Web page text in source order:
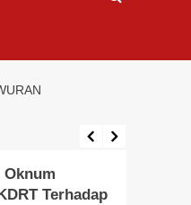
Oknum
Terhadap